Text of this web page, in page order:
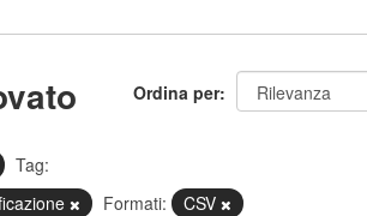
Ordina per
Tag:
Formati: CSV